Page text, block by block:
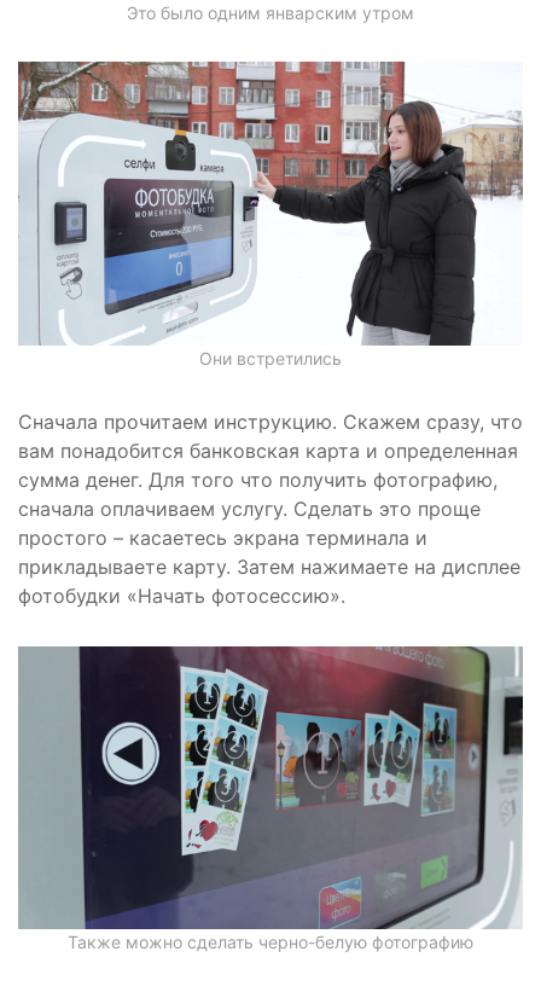
Это было одним январским утром
Они встретились
Сначала прочитаем инструкцию. Скажем сразу, что
вам понадобится банковская карта и определенная
сумма денег. Для того что получить фотографию,
сначала оплачиваем услугу. Сделать это проще
простого – касаетесь экрана терминала и
прикладываете карту. Затем нажимаете на дисплее
фотобудки «Начать фотосессию».
Также можно сделать черно-белую фотографию